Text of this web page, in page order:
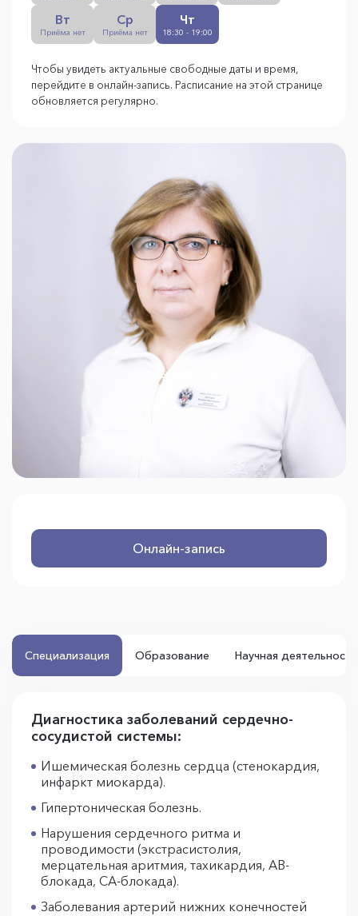
Вт
Приёма нет
Ср
Приёма нет
Чт
18:30 - 19:00
Чтобы увидеть актуальные свободные даты и время,
перейдите в онлайн-запись. Расписание на этой странице
обновляется регулярно.
Онлайн-запись
Специализация Образование Научная деятельность
Диагностика заболеваний сердечно-
сосудистой системы:
Ишемическая болезнь сердца (стенокардия,
инфаркт миокарда).
Гипертоническая болезнь.
Нарушения сердечного ритма и
проводимости (экстрасистолия,
мерцательная аритмия, тахикардия, АВ-
блокада, СА-блокада).
Заболевания артерий нижних конечностей